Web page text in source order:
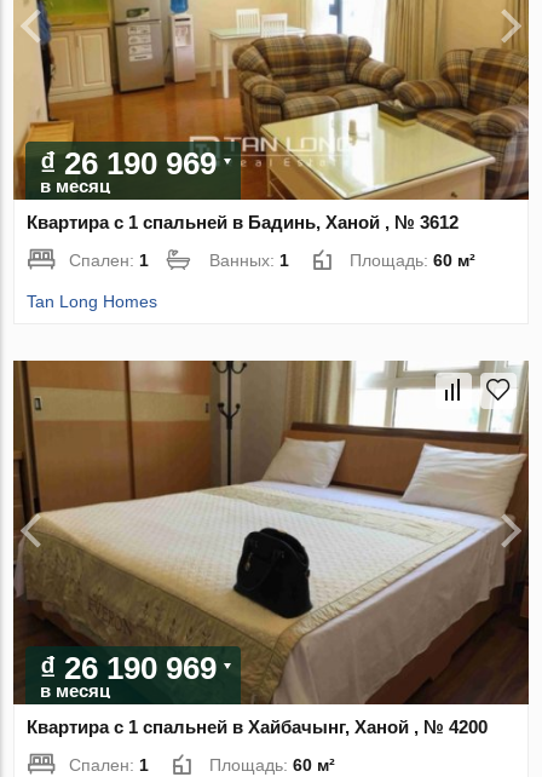
₫ 26 190 969
в месяц
Квартира с 1 спальней в Бадинь, Ханой , № 3612
Спален: 1 Ванных: 1 Площадь:60 м²
Tan Long Homes
₫ 26 190 969
в месяц
Квартира с 1 спальней в Хайбачынг, Ханой , № 4200
Спален: 1 Площадь:60 м²